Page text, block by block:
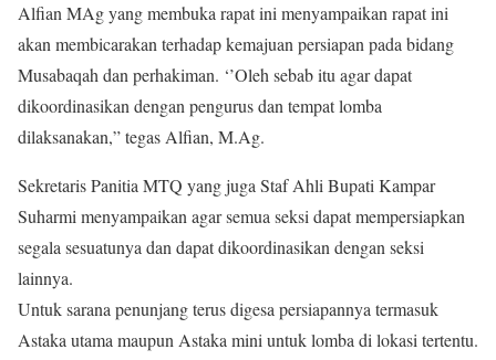
Alfian MAg yang membuka rapat ini menyampaikan rapat ini
akan membicarakan terhadap kemajuan persiapan pada bidang
Musabaqah dan perhakiman. ‘’Oleh sebab itu agar dapat
dikoordinasikan dengan pengurus dan tempat lomba
dilaksanakan,” tegas Alfian, M.Ag.
Sekretaris Panitia MTQ yang juga Staf Ahli Bupati Kampar
Suharmi menyampaikan agar semua seksi dapat mempersiapkan
segala sesuatunya dan dapat dikoordinasikan dengan seksi
lainnya.
Untuk sarana penunjang terus digesa persiapannya termasuk
Astaka utama maupun Astaka mini untuk lomba di lokasi tertentu.